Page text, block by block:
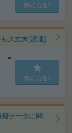
気になる!
大丈夫[派遣]
■
気になる!
データに関